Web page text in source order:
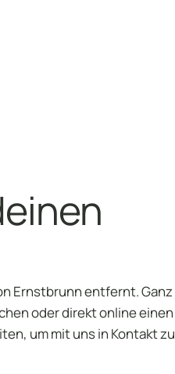
Ernstbrunn entfernt. Ganz
oder direkt online einen
um mit uns in Kontakt zu